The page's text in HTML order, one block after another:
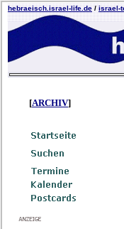
hebraeisch.israel-life.de/israel-
[ARCHIV]